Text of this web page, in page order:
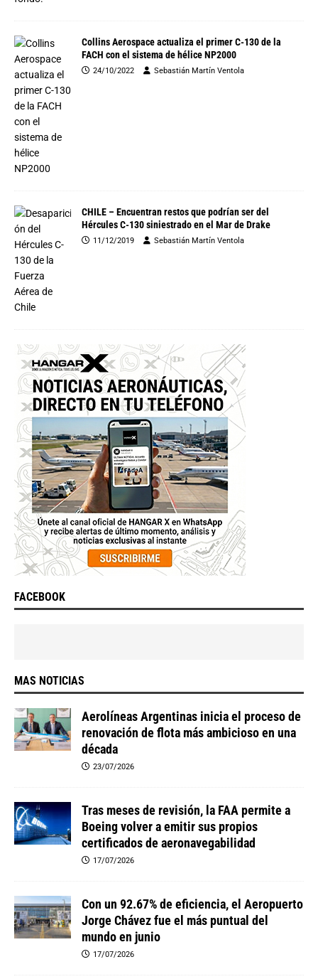
Collins Aerospace actualiza el primer C-130 de la
FACH con el sistema de hélice NP2000
24/10/2022 Sebastián Martín Ventola
CHILE – Encuentran restos que podrían ser del
Hércules C-130 siniestrado en el Mar de Drake
11/12/2019 Sebastián Martín Ventola
FACEBOOK
MAS NOTICIAS
Aerolíneas Argentinas inicia el proceso de
renovación de flota más ambicioso en una
década
23/07/2026
Tras meses de revisión, la FAA permite a
Boeing volver a emitir sus propios
certificados de aeronavegabilidad
17/07/2026
Con un 92.67% de eficiencia, el Aeropuerto
Jorge Chávez fue el más puntual del
mundo en junio
17/07/2026